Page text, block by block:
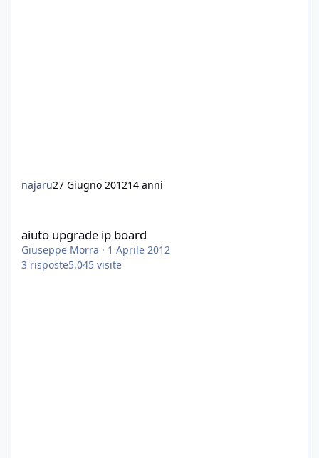
najaru27 Giugno 201214 anni
aiuto upgrade ip board
Giuseppe Morra · 1 Aprile 2012
3 risposte5.045 visite